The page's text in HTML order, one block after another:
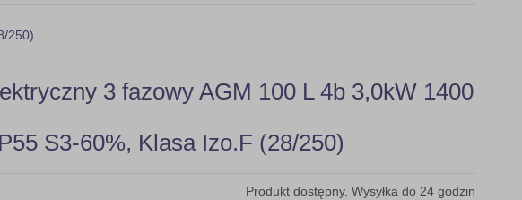
250)
3 fazowy AGM 100 L 4b 3,0kW 1400
S3-60%, Klasa Izo.F (28/250)
Produkt dostępny. Wysyłka do 24 godzin